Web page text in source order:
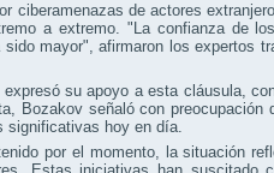
ciberamenazas de actores
a extremo. "La confianza de
mayor", afirmaron los expertos
su apoyo a esta cláusula,
Bozakov señaló con preocupación
significativas hoy en día.
por el momento, la situación